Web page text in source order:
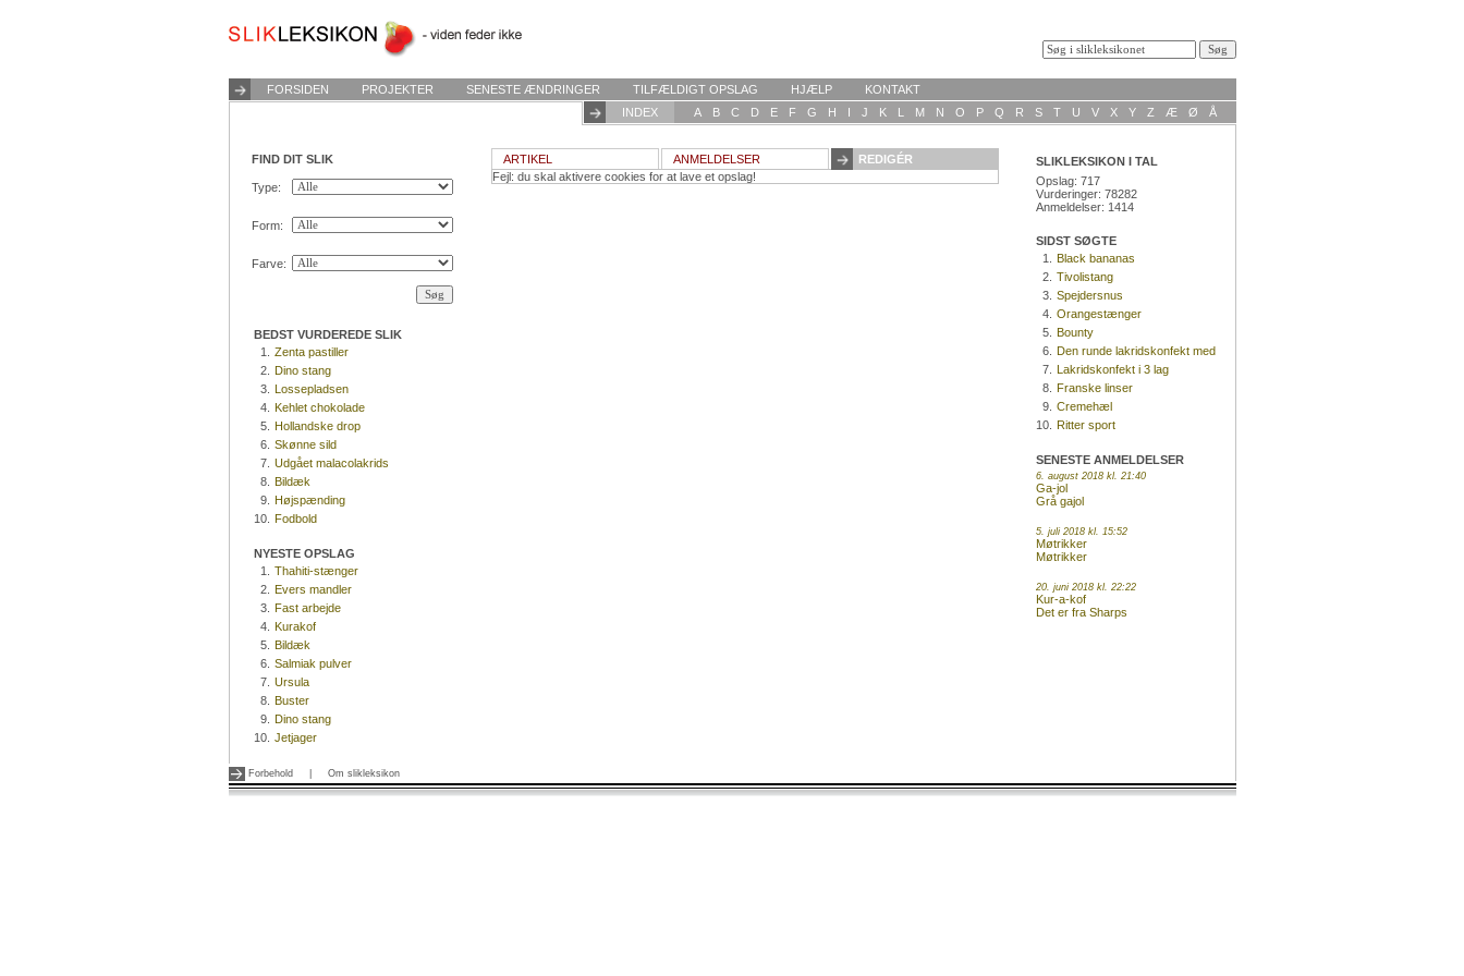
FORSIDEN PROJEKTER SENESTE ÆNDRINGER TILFÆLDIGT OPSLAG HJÆLP
KONTAKT
INDEX
A B C D E F G H I J K L M N O P Q R S T U V X Y Z Æ Ø Å
FIND DIT SLIK
Type:
Form:
Farve:
BEDST VURDEREDE SLIK
1.
Zenta pastiller
2. Dino stang
3. Lossepladsen
4. Kehlet chokolade
5. Hollandske drop
6. Skønne sild
7. Udgået malacolakrids
8. Bildæk
9. Højspænding
10. Fodbold
NYESTE OPSLAG
1.
Thahiti-stænger
2. Evers mandler
3. Fast arbejde
4. Kurakof
5. Bildæk
6. Salmiak pulver
7. Ursula
8. Buster
9. Dino stang
10. Jetjager
ARTIKEL ANMELDELSER
REDIGÉR
Fejl: du skal aktivere cookies for at lave et opslag!
SLIKLEKSIKON I TAL
Opslag: 717
Vurderinger: 78282
Anmeldelser: 1414
SIDST SØGTE
1.
Black bananas
2. Tivolistang
3. Spejdersnus
4. Orangestænger
5. Bounty
6. Den runde lakridskonfekt med
kokosnød
7. Lakridskonfekt i 3 lag
8. Franske linser
9. Cremehæl
10. Ritter sport
SENESTE ANMELDELSER
6. august 2018 kl. 21:40
Ga-jol
Grå gajol
5. juli 2018 kl. 15:52
Møtrikker
Møtrikker
20. juni 2018 kl. 22:22
Kur-a-kof
Det er fra Sharps
Forbehold Om slikleksikon